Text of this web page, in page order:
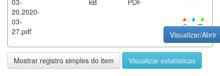
20.2020-
03-
27.pdf
Visualizar/Abrir
Mostrar registro simples do item Visualizar estatísticas